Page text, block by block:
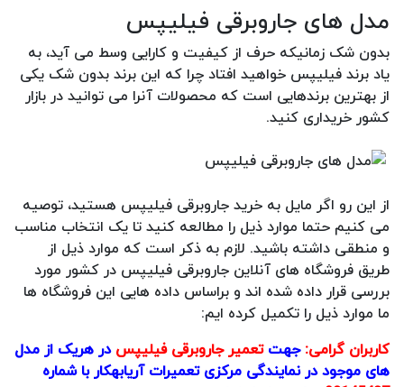
مدل های جاروبرقی فیلیپس
بدون شک زمانیکه حرف از کیفیت و کارایی وسط می آید، به
یاد برند فیلیپس خواهید افتاد چرا که این برند بدون شک یکی
از بهترین برندهایی است که محصولات آنرا می توانید در بازار
کشور خریداری کنید.
از این رو اگر مایل به خرید جاروبرقی فیلیپس هستید، توصیه
می کنیم حتما موارد ذیل را مطالعه کنید تا یک انتخاب مناسب
و منطقی داشته باشید. لازم به ذکر است که موارد ذیل از
طریق فروشگاه های آنلاین جاروبرقی فیلیپس در کشور مورد
بررسی قرار داده شده اند و براساس داده هایی این فروشگاه ها
ما موارد ذیل را تکمیل کرده ایم:
کاربران گرامی:جهتتعمیر جاروبرقی فیلیپسدر هریک از مدل
های موجود در نمایندگی مرکزی تعمیرات آریابهکار با شماره